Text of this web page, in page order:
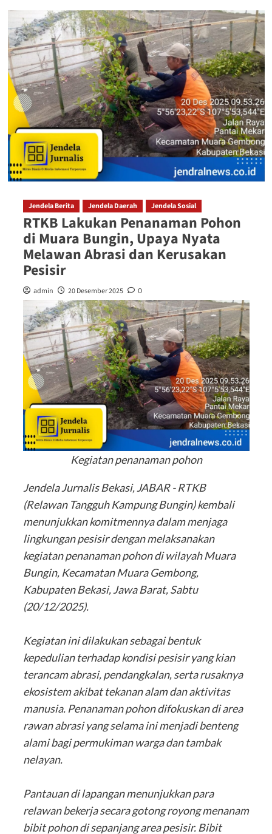
Jendela Berita Jendela Daerah Jendela Sosial
RTKB Lakukan Penanaman Pohon
di Muara Bungin, Upaya Nyata
Melawan Abrasi dan Kerusakan
Pesisir‎
admin 20 Desember 2025 0
Kegiatan penanaman pohon
Jendela Jurnalis Bekasi, JABAR - RTKB
(Relawan Tangguh Kampung Bungin) kembali
menunjukkan komitmennya dalam menjaga
lingkungan pesisir dengan melaksanakan
kegiatan penanaman pohon di wilayah Muara
Bungin, Kecamatan Muara Gembong,
Kabupaten Bekasi, Jawa Barat, Sabtu
(20/12/2025).
‎Kegiatan ini dilakukan sebagai bentuk
kepedulian terhadap kondisi pesisir yang kian
terancam abrasi, pendangkalan, serta rusaknya
ekosistem akibat tekanan alam dan aktivitas
manusia. Penanaman pohon difokuskan di area
rawan abrasi yang selama ini menjadi benteng
alami bagi permukiman warga dan tambak
nelayan.
‎Pantauan di lapangan menunjukkan para
relawan bekerja secara gotong royong menanam
bibit pohon di sepanjang area pesisir. Bibit